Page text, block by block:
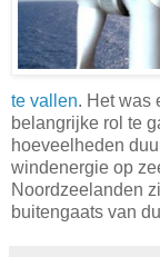
te vallen. Het was
belangrijke rol te
hoeveelheden
windenergie op
Noordzeelanden
buitengaats van